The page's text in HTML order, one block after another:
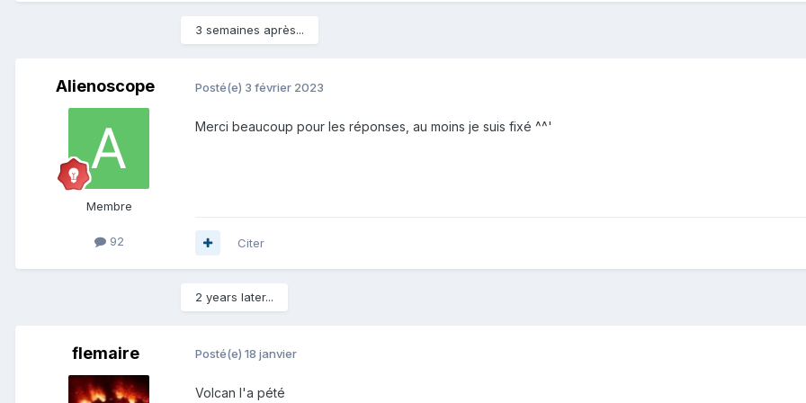
3 semaines après...
Alienoscope
Membre
92
Posté(e) 3 février 2023
Merci beaucoup pour les réponses, au moins je suis fixé ^^'
Citer
2 years later...
flemaire Posté(e) 18 janvier
Volcan l'a pété